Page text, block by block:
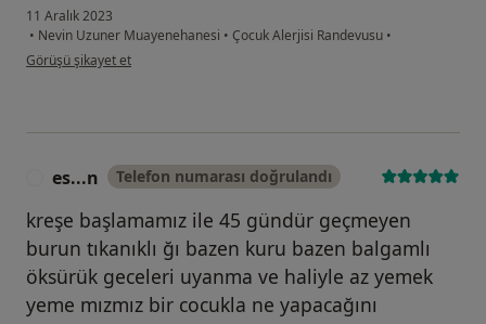
11 Aralık 2023
• Nevin Uzuner Muayenehanesi • Çocuk Alerjisi Randevusu •
kullanıcının görüşüne göre g.....
Görüşü şikayet et
es...n Telefon numarası doğrulandı
kreşe başlamamız ile 45 gündür geçmeyen
burun tıkanıklı ğı bazen kuru bazen balgamlı
öksürük geceleri uyanma ve haliyle az yemek
yeme mızmız bir cocukla ne yapacağını